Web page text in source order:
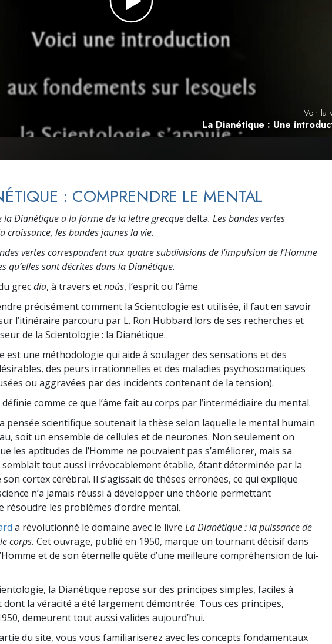
La
La
La
Voir la
La Dianétique : Une
: COMPRENDRE LE MENTAL
la Dianétique a la forme de la lettre grecquedelta. Les bandes vertes
croissance, les bandes jaunes la vie.
vertes correspondent aux quatre subdivisions de l’impulsion de l’Homme
qu’elles sont décrites dans la Dianétique.
grecdia, à travers etnoûs, l’esprit ou l’âme.
précisément comment la Scientologie est utilisée, il faut en savoir
l’itinéraire parcouru par L. Ron Hubbard lors de ses recherches et
de la Scientologie : la Dianétique.
est une méthodologie qui aide à soulager des sensations et des
des peurs irrationnelles et des maladies psychosomatiques
ou aggravées par des incidents contenant de la tension).
comme ce que l’âme fait au corps par l’intermédiaire du mental.
pensée scientifique soutenait la thèse selon laquelle le mental humain
soit un ensemble de cellules et de neurones. Non seulement on
les aptitudes de l’Homme ne pouvaient pas s’améliorer, mais sa
tout aussi irrévocablement établie, étant déterminée par la
cortex cérébral. Il s’agissait de thèses erronées, ce qui explique
n’a jamais réussi à développer une théorie permettant
résoudre les problèmes d’ordre mental.
a révolutionné le domaine avec le livre La Dianétique : la puissance de
corps. Cet ouvrage, publié en 1950, marque un tournant décisif dans
et de son éternelle quête d’une meilleure compréhension de lui-
la Dianétique repose sur des principes simples, faciles à
la véracité a été largement démontrée. Tous ces principes,
demeurent tout aussi valides aujourd’hui.
du site, vous vous familiariserez avec les concepts fondamentaux